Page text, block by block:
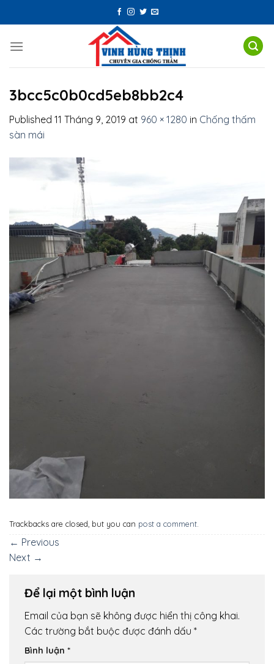
to
3bcc5c0b0cd5eb8bb2c4
Published 11 Tháng 9, 2019 at 960 × 1280 in Chống thấm
sàn mái
Trackbacks are closed, but you can post a comment
← Previous
Next →
Để lại một bình luận
Email của bạn sẽ không được hiển thị công khai.
Các trường bắt buộc được đánh dấu *
Bình luận *